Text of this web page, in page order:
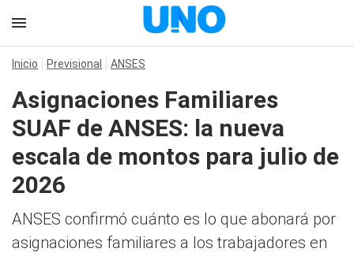
Inicio Previsional ANSES
Asignaciones Familiares
SUAF de ANSES: la nueva
escala de montos para julio de
2026
ANSES confirmó cuánto es lo que abonará por
asignaciones familiares a los trabajadores en